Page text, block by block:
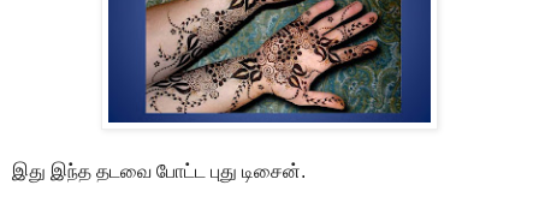
இது இந்த தடவை போட்ட புது டிசைன்.